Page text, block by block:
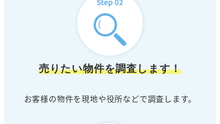
売りたい物件を調査します！
お客様の物件を現地や役所などで調査します。